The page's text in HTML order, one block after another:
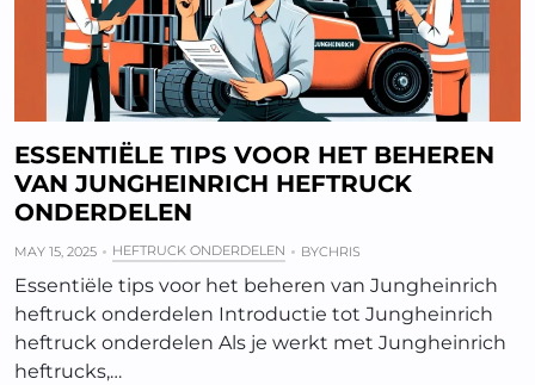
ESSENTIËLE TIPS VOOR HET BEHEREN
VAN JUNGHEINRICH HEFTRUCK
ONDERDELEN
MAY 15, 2025 HEFTRUCK ONDERDELEN BYCHRIS
Essentiële tips voor het beheren van Jungheinrich
heftruck onderdelen Introductie tot Jungheinrich
heftruck onderdelen Als je werkt met Jungheinrich
heftrucks,…